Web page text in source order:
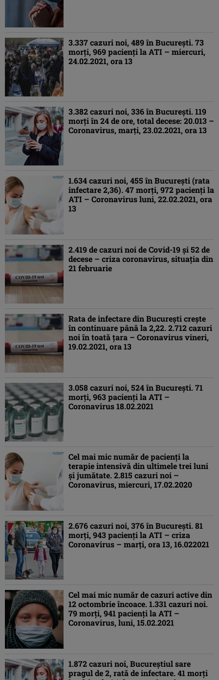
3.337 cazuri noi, 489 în Bucureşti. 73
morţi, 969 pacienţi la ATI – miercuri,
24.02.2021, ora 13
3.382 cazuri noi, 336 în Bucureşti. 119
morţi în 24 de ore, total decese: 20.013 –
Coronavirus, marţi, 23.02.2021, ora 13
1.634 cazuri noi, 455 în Bucureşti (rata
infectare 2,36). 47 morţi, 972 pacienţi la
ATI – Coronavirus luni, 22.02.2021, ora
13
2.419 de cazuri noi de Covid-19 şi 52 de
decese – criza coronavirus, situaţia din
21 februarie
Rata de infectare din Bucureşti creşte
în continuare până la 2,22. 2.712 cazuri
noi în toată ţara – Coronavirus vineri,
19.02.2021, ora 13
3.058 cazuri noi, 524 în Bucureşti. 71
morţi, 963 pacienţi la ATI –
Coronavirus 18.02.2021
Cel mai mic număr de pacienţi la
terapie intensivă din ultimele trei luni
şi jumătate. 2.815 cazuri noi –
Coronavirus, miercuri, 17.02.2020
2.676 cazuri noi, 376 în Bucureşti. 81
morţi, 943 pacienţi la ATI – criza
Coronavirus – marţi, ora 13, 16.022021
Cel mai mic număr de cazuri active din
12 octombrie încoace. 1.331 cazuri noi.
79 morţi, 941 pacienţi la ATI –
Coronavirus, luni, 15.02.2021
1.872 cazuri noi, Bucureştiul sare
pragul de 2, rată de infectare. 41 morţi